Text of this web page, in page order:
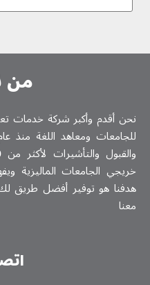
من
نحن أقدم وأكبر شركة خدمات
للجامعات ومعاهد اللغة منذ
والقبول والتأشيرات لأكثر من
خريجي الجامعات الماليزية
هدفنا هو توفير أفضل طريق لك
معنا